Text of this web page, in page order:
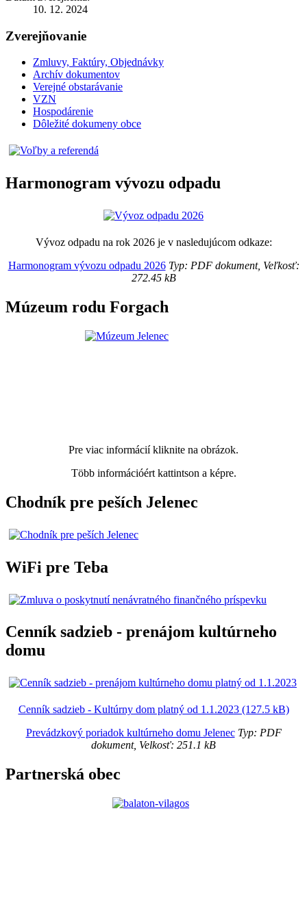
10. 12. 2024
Zverejňovanie
Zmluvy, Faktúry, Objednávky
Archív dokumentov
Verejné obstarávanie
VZN
Hospodárenie
Dôležité dokumeny obce
Harmonogram vývozu odpadu
Vývoz odpadu na rok 2026 je v nasledujúcom odkaze:
Harmonogram vývozu odpadu 2026Typ: PDF dokument, Veľkosť:
272.45 kB
Múzeum rodu Forgach
Pre viac informácií kliknite na obrázok.
Több információért kattintson a képre.
Chodník pre peších Jelenec
WiFi pre Teba
Cenník sadzieb - prenájom kultúrneho
domu
Cenník sadzieb - Kultúrny dom platný od 1.1.2023 (127.5 kB)
Prevádzkový poriadok kultúrneho domu JelenecTyp: PDF
dokument, Velkosť: 251.1 kB
Partnerská obec